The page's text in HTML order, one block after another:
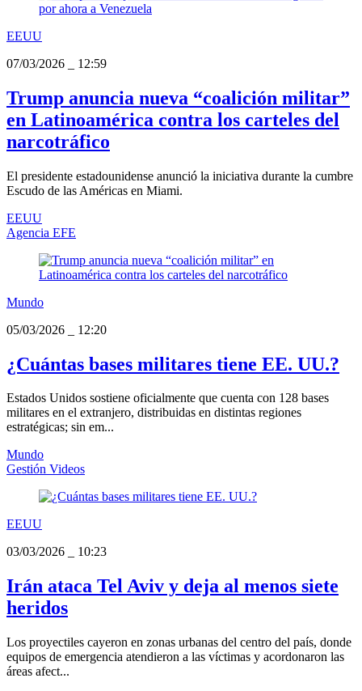
EEUU
07/03/2026
12:59
Trump anuncia nueva “coalición militar”
en Latinoamérica contra los carteles del
narcotráfico
El presidente estadounidense anunció la iniciativa durante la cumbre
Escudo de las Américas en Miami.
EEUU
Agencia EFE
Mundo
05/03/2026
12:20
¿Cuántas bases militares tiene EE. UU.?
Estados Unidos sostiene oficialmente que cuenta con 128 bases
militares en el extranjero, distribuidas en distintas regiones
estratégicas; sin em...
Mundo
Gestión Videos
EEUU
03/03/2026
10:23
Irán ataca Tel Aviv y deja al menos siete
heridos
Los proyectiles cayeron en zonas urbanas del centro del país, donde
equipos de emergencia atendieron a las víctimas y acordonaron las
áreas afect...